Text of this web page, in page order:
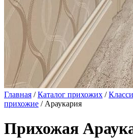
Главная /Каталог прихожих /
прихожие / Араукария
Прихожая